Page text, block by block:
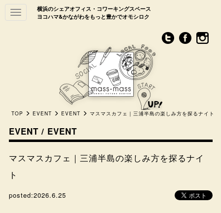
横浜のシェアオフィス・コワーキングスペース
ヨコハマ&かながわをもっと豊かでオモシロク
Toggle
navigation
TOP EVENT EVENT マスマスカフェ｜三浦半島の楽しみ方を探るナイト
EVENT / EVENT
マスマスカフェ｜三浦半島の楽しみ方を探るナイ
ト
posted:2026.6.25